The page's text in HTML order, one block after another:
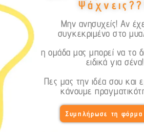
Μην ανησυχείς! Αν
συγκεκριμένο στο
η ομάδα μας μπορεί να το
ειδικά για σένα!
Πες μας την ιδέα σου και
κάνουμε
Συμπλήρωσε τη φόρμα